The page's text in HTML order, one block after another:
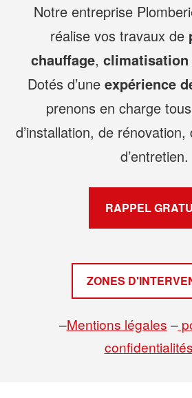
Notre entreprise
réalise vos travaux de
chauffage, climatisation
Dotés d’une expérience
prenons en charge
d’installation, de
d’entretien.
RAPPEL
ZONES
–Mentions légales –
confidentialités